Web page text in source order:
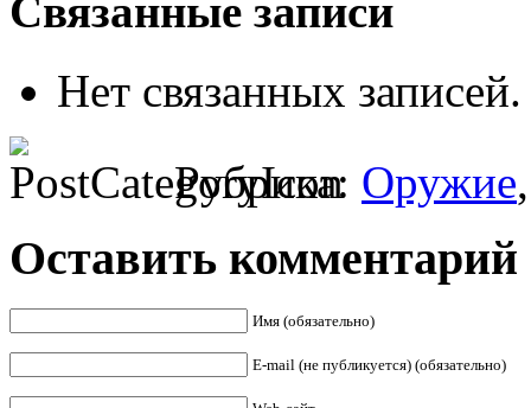
Связанные записи
Нет связанных записей.
Рубрика: Оружие
Оставить комментарий
Имя (обязательно)
E-mail (не публикуется) (обязательно)